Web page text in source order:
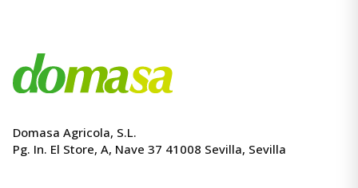
Domasa Agricola, S.L.
Pg. In. El Store, A, Nave 37 41008 Sevilla, Sevilla